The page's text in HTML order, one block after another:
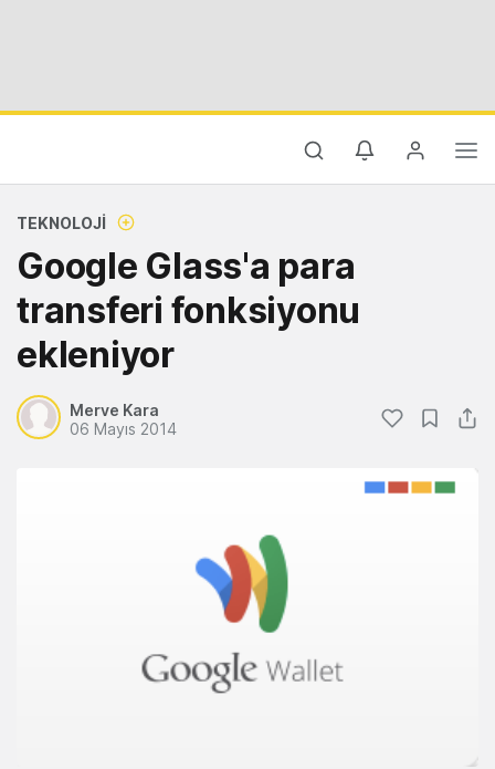
TEKNOLOJI
Google Glass'a para
transferi fonksiyonu
ekleniyor
Merve Kara
06 Mayıs 2014